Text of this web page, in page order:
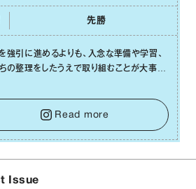
先勝
強引に進めるよりも、⼊念な準備や学習、
の整理をしたうえで取り組むことが⼤事な
ないで。意思を伝える⼯夫をしたり、あなた
疲れていそうな⼈をいたわることに時間を
しょう。ここでしっかりとエネルギーを蓄
難を乗り越える⼒に変えましょう。
Read more
Issue